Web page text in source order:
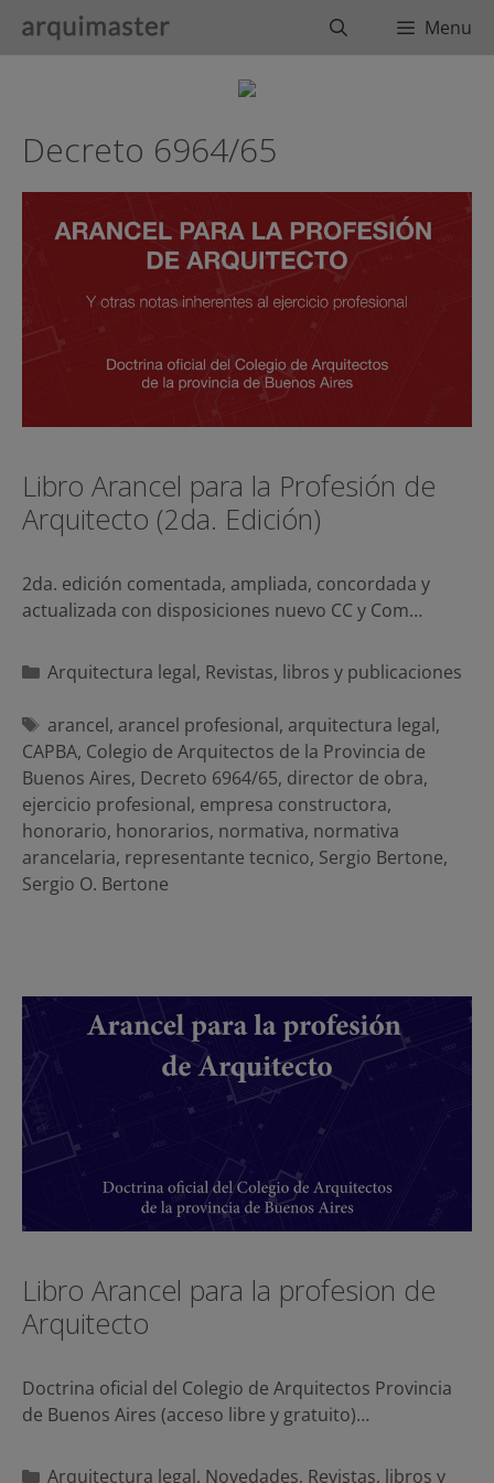
BuscarMenu
Decreto 6964/65
Libro Arancel para la Profesión de
Arquitecto (2da. Edición)
2da. edición comentada, ampliada, concordada y
actualizada con disposiciones nuevo CC y Com…
Categorías
Arquitectura legal, Revistas, libros y publicaciones
Etiquetas
arancel, arancel profesional, arquitectura legal,
CAPBA, Colegio de Arquitectos de la Provincia de
Buenos Aires, Decreto 6964/65, director de obra,
ejercicio profesional, empresa constructora,
honorario, honorarios, normativa, normativa
arancelaria, representante tecnico, Sergio Bertone,
Sergio O. Bertone
Libro Arancel para la profesion de
Arquitecto
Doctrina oficial del Colegio de Arquitectos Provincia
de Buenos Aires (acceso libre y gratuito)…
Categorías
Arquitectura legal, Novedades, Revistas, libros y